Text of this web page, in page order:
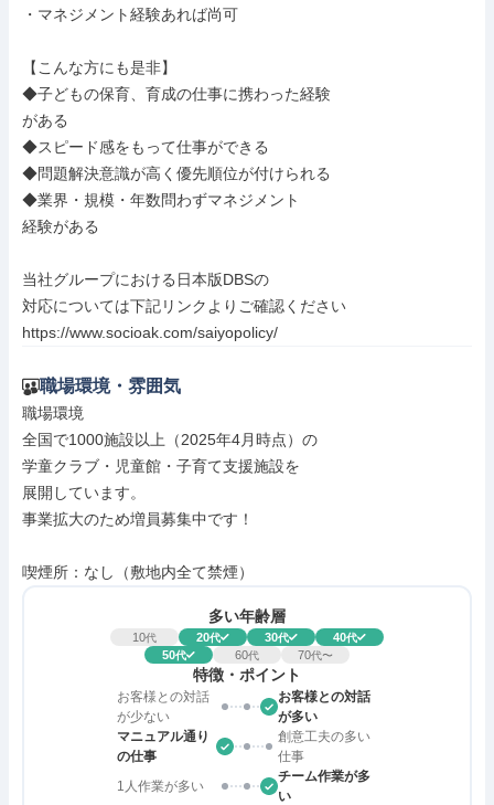
・マネジメント経験あれば尚可
【こんな方にも是非】
◆子どもの保育、育成の仕事に携わった経験
がある
◆スピード感をもって仕事ができる
◆問題解決意識が高く優先順位が付けられる
◆業界・規模・年数問わずマネジメント
経験がある
当社グループにおける日本版DBSの
対応については下記リンクよりご確認ください
https://www.socioak.com/saiyopolicy/
職場環境・雰囲気
職場環境
全国で1000施設以上（2025年4月時点）の
学童クラブ・児童館・子育て支援施設を
展開しています。
事業拡大のため増員募集中です！
喫煙所：なし（敷地内全て禁煙）
多い年齢層
10代 20代 30代 40代
50代 60代 70代〜
特徴・ポイント
お客様との対話
が少ない
お客様との対話
が多い
マニュアル通り
の仕事
創意工夫の多い
仕事
1人作業が多い
チーム作業が多
い